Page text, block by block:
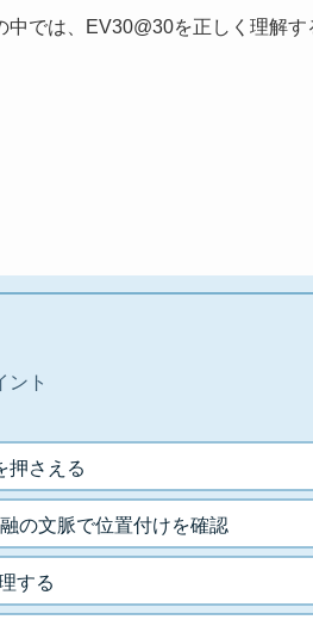
中では、EV30@30を正しく理解
ント
押さえる
の文脈で位置付けを確認
する